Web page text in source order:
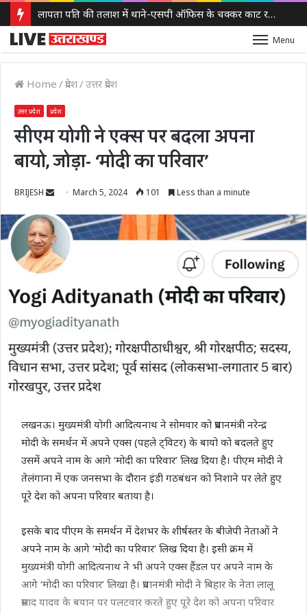
लापता पति की तलाश में थाने-एसपी ऑफिस के चक्कर काट रही नवविवाहिता, ससुराल वालों पर गंभीर आरोप
Menu
Home /प्रदेश/उत्तर प्रदेश
उत्तर प्रदेश प्रदेश
सीएम योगी ने एक्स पर बदला अपना
बायो, जोड़ा- ‘मोदी का परिवार’
BRIJESH
Send
email
March 5, 2024 101 Less than a minute
लखनऊ। मुख्यमंत्री योगी आदित्यनाथ ने सोमवार को प्रधानमंत्री नरेन्द्र
मोदी के समर्थन में अपने एक्स (पहले ट्विटर) के बायो को बदलते हुए
उसमें अपने नाम के आगे ‘मोदी का परिवार’ लिख दिया है। पीएम मोदी ने
तेलंगाना में एक जनसभा के दौरान इंडी गठबंधन को निशाने पर लेते हुए
पूरे देश को अपना परिवार बताया है।
इसके बाद पीएम के समर्थन में देशभर के शीर्षस्तर के बीजेपी नेताओं ने
अपने नाम के आगे ‘मोदी का परिवार’ लिख दिया है। इसी क्रम में
मुख्यमंत्री योगी आदित्यनाथ ने भी अपने एक्स हैंडल पर अपने नाम के
आगे ‘मोदी का परिवार’ लिखा है। प्रधानमंत्री मोदी ने बिहार के नेता लालू
प्रसाद यादव के बयान पर पलटवार करते हुए पूरे देश को अपना परिवार